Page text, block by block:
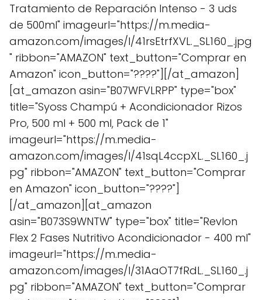
Tratamiento de Reparación Intenso - 3 uds
de 500ml" imageurl="https://m.media-
amazon.com/images/I/41rsEtrfXVL._SL160_.jpg
" ribbon="AMAZON" text_button="Comprar en
Amazon" icon_button="????"][/at_amazon]
[at_amazon asin="B07WFVLRPP" type="box"
title="Syoss Champú + Acondicionador Rizos
Pro, 500 ml + 500 ml, Pack de 1"
imageurl="https://m.media-
amazon.com/images/I/41sqL4ccpXL._SL160_.j
pg" ribbon="AMAZON" text_button="Comprar
en Amazon" icon_button="????"]
[/at_amazon][at_amazon
asin="B073S9WNTW" type="box" title="Revlon
Flex 2 Fases Nutritivo Acondicionador - 400 ml"
imageurl="https://m.media-
amazon.com/images/I/31AaOT7fRdL._SL160_.j
pg" ribbon="AMAZON" text_button="Comprar